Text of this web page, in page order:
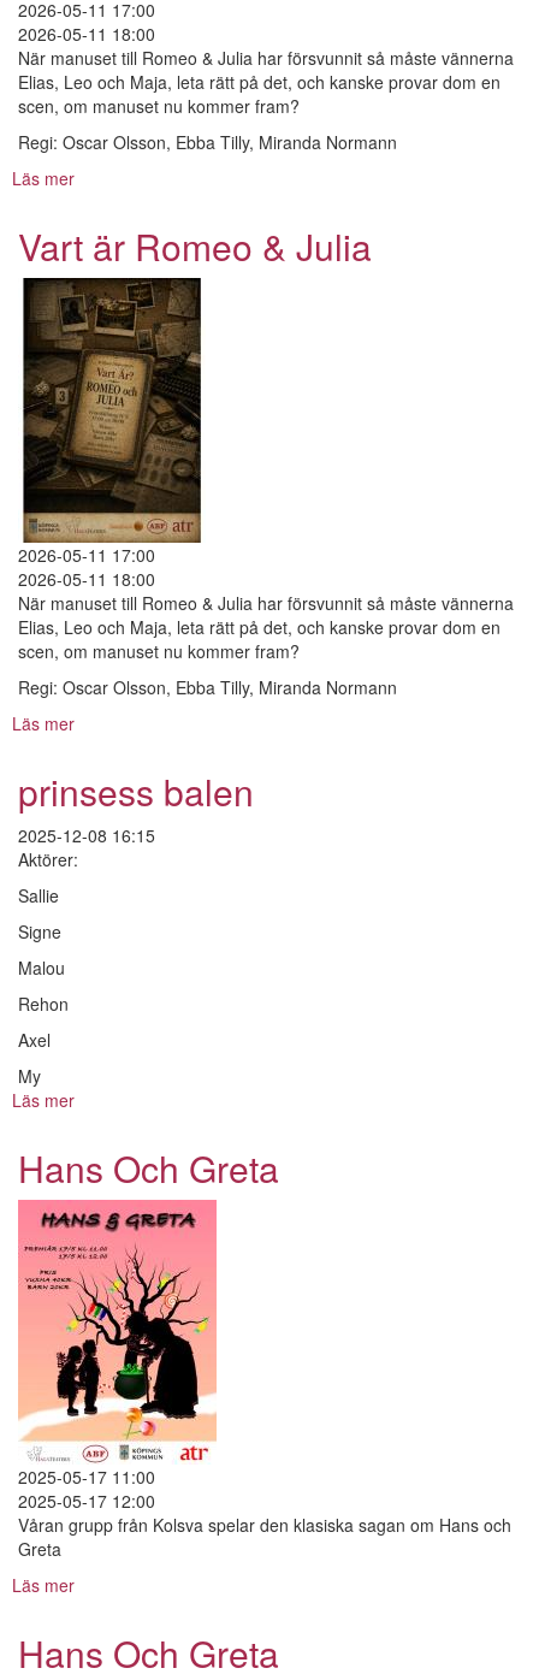
2026-05-11 17:00
2026-05-11 18:00
När manuset till Romeo & Julia har försvunnit så måste vännerna
Elias, Leo och Maja, leta rätt på det, och kanske provar dom en
scen, om manuset nu kommer fram?
Regi: Oscar Olsson, Ebba Tilly, Miranda Normann
Läs mer
Romeo
&
Julia
Vart är Romeo & Julia
2026-05-11 17:00
2026-05-11 18:00
När manuset till Romeo & Julia har försvunnit så måste vännerna
Elias, Leo och Maja, leta rätt på det, och kanske provar dom en
scen, om manuset nu kommer fram?
Regi: Oscar Olsson, Ebba Tilly, Miranda Normann
Läs mer
Romeo
Julia
prinsess balen
2025-12-08 16:15
Aktörer:
Sallie
Signe
Malou
Rehon
Axel
My
Läs mer
Hans Och Greta
2025-05-17 11:00
2025-05-17 12:00
Våran grupp från Kolsva spelar den klasiska sagan om Hans och
Greta
Läs mer
Greta
Hans Och Greta